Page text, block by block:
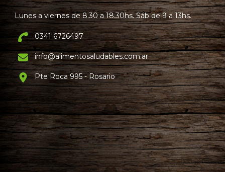
Lunes a viernes de 8.30 a 18.30hs. Sáb de 9 a 13hs.
0341 6726497
info@alimentosaludables.com.ar
Pte Roca 995 - Rosario